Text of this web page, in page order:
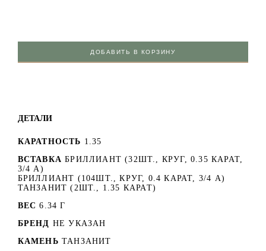
ДОБАВИТЬ В КОРЗИНУ
ДЕТАЛИ
КАРАТНОСТЬ 1.35
ВСТАВКА БРИЛЛИАНТ (32ШТ., КРУГ, 0.35 КАРАТ,
3/4 А)
БРИЛЛИАНТ (104ШТ., КРУГ, 0.4 КАРАТ, 3/4 А)
ТАНЗАНИТ (2ШТ., 1.35 КАРАТ)
ВЕС 6.34 Г
БРЕНД НЕ УКАЗАН
КАМЕНЬ ТАНЗАНИТ